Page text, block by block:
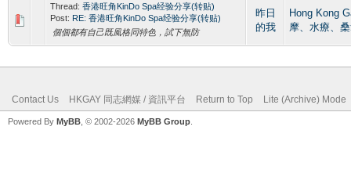
Thread: 香港旺角KinDo Spa经验分享(转贴)
Post: RE: 香港旺角KinDo Spa经验分享(转贴)
個個都有自己既風格同特色，試下無防
昨日
的我
Hong Kong
摩、水療、
Contact Us HKGAY 同志網媒 / 資訊平台 Return to Top Lite (Archive) Mode
Powered By MyBB , © 2002-2026 MyBB Group